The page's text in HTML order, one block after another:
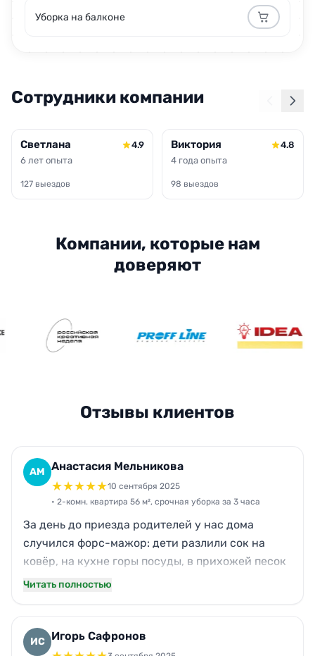
Уборка на балконе
Сотрудники компании
Светлана
4.9
6 лет опыта
127 выездов
Виктория
4.8
4 года опыта
98 выездов
Компании, которые нам
доверяют
Отзывы клиентов
АМ Анастасия Мельникова
★★★★★10 сентября 2025
• 2-комн. квартира 56 м², срочная уборка за 3 часа
За день до приезда родителей у нас дома
случился форс-мажор: дети разлили сок на
ковёр, на кухне горы посуды, в прихожей песок
после прогулки. Позвонила в Нова утром, и уже
налёта, полы вымыты по углам, ковёр оттерли.
Цена была честная, без «вдруг доплатите».
Читать полностью
ИС Игорь Сафронов